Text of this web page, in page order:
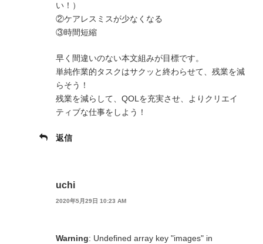
い！）
②ケアレスミスが少なくなる
③時間短縮
早く間違いのない本文組みが目標です。
単純作業的タスクはサクッと終わらせて、残業を減
らそう！
残業を減らして、QOLを充実させ、よりクリエイ
ティブな仕事をしよう！
返信
uchi
2020年5月29日 10:23 AM
Warning: Undefined array key "images" in